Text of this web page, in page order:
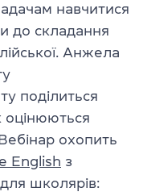
навчитися
до складання
Анжела
поділиться
оцінюються
охопить
English з
школярів: